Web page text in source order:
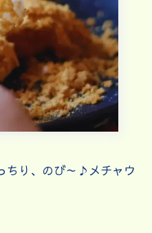
り、のび～♪メチャウ